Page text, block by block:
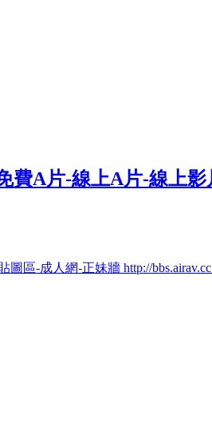
區-成人網-正妹牆 http://bbs.airav.cc